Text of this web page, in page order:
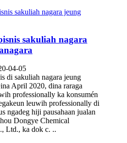
sakuliah nagara
04-05
di sakuliah nagara jeung
April 2020, dina raraga
professionally ka konsumén
leuwih professionally di
ngadeg hiji pausahaan jualan
Dongye Chemical
Ltd., ka dok c. ..